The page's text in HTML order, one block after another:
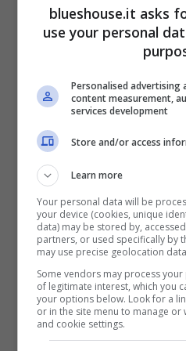
Con Lorenzo Tano, la
creare nella pista da
rapporto ben più
sala prove. Al punto
mese a questa parte,
di Rocco Siffredisono
Anche con i precedenti
con le Stelle”, ciò
danza sembrerebbe
rapporti meravigliosi.
blueshouse.it asks
use your personal
Personalised advertising
content measurement,
services development
Store and/or access
Learn more
Your personal data will be
your device (cookies, unique
data) may be stored by,
partners, or used specifically by
may use precise geolocation
Some vendors may process
of legitimate interest, which you
your options below. Look for a
or in the site menu to manage
and cookie settings.